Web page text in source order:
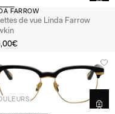
FARROW
de vue Linda Farrow